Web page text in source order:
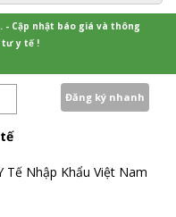
- Cập nhật báo giá và thông
y tế !
Nhập Khẩu Việt Nam